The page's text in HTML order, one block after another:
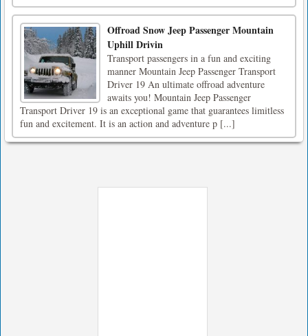
Offroad Snow Jeep Passenger Mountain
Uphill Drivin
Transport passengers in a fun and exciting
manner Mountain Jeep Passenger Transport
Driver 19 An ultimate offroad adventure
awaits you! Mountain Jeep Passenger
Transport Driver 19 is an exceptional game that guarantees limitless
fun and excitement. It is an action and adventure p [...]